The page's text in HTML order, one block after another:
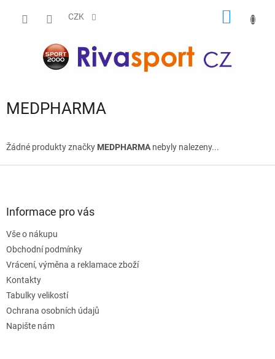
CZK
MEDPHARMA
Žádné produkty značky MEDPHARMAnebyly nalezeny...
Informace pro vás
Vše o nákupu
Obchodní podmínky
Vrácení, výměna a reklamace zboží
Kontakty
Tabulky velikostí
Ochrana osobních údajů
Napište nám